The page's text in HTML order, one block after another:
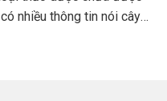
nhiều thông tin nói cây